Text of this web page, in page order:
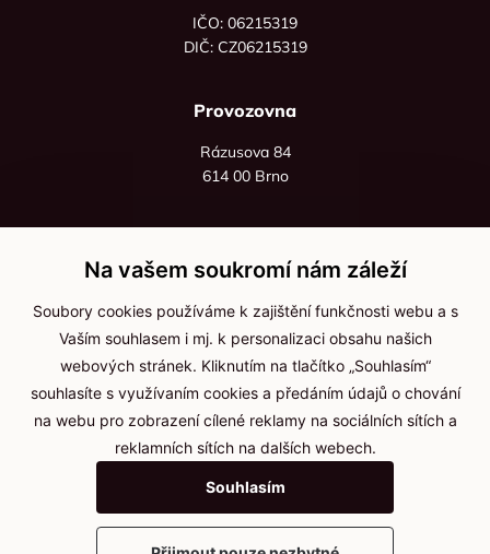
IČO: 06215319
DIČ: CZ06215319
Provozovna
Rázusova 84
614 00 Brno
+420 736 535 066
Po - pá: 8:00 - 16:00
info@jma-kam.cz
Důležité informace
Ochrana osobních údajů
Cookies
Na vašem soukromí nám záleží
Soubory cookies používáme k zajištění funkčnosti webu a s
Vaším souhlasem i mj. k personalizaci obsahu našich
webových stránek. Kliknutím na tlačítko „Souhlasím“
souhlasíte s využívaním cookies a předáním údajů o chování
na webu pro zobrazení cílené reklamy na sociálních sítích a
reklamních sítích na dalších webech.
Souhlasím